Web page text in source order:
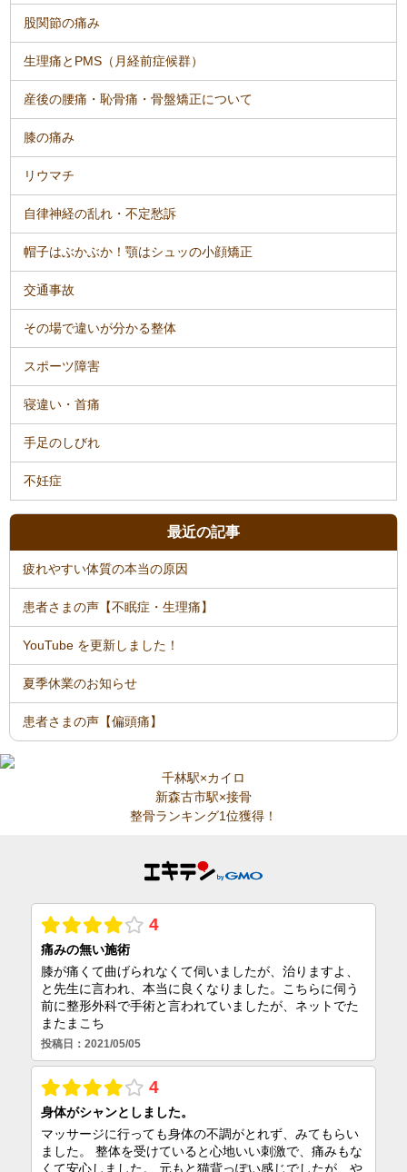
股関節の痛み
生理痛とPMS（月経前症候群）
産後の腰痛・恥骨痛・骨盤矯正について
膝の痛み
リウマチ
自律神経の乱れ・不定愁訴
帽子はぶかぶか！顎はシュッの小顔矯正
交通事故
その場で違いが分かる整体
スポーツ障害
寝違い・首痛
手足のしびれ
不妊症
最近の記事
疲れやすい体質の本当の原因
患者さまの声【不眠症・生理痛】
YouTube を更新しました！
夏季休業のお知らせ
患者さまの声【偏頭痛】
千林駅×カイロ
新森古市駅×接骨
整骨ランキング1位獲得！